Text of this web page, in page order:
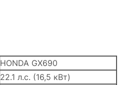
HONDA GX690
22.1 л.с. (16,5 кВт)